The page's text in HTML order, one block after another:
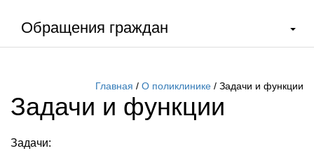
Обращения граждан
Главная / О поликлинике / Задачи и функции
Задачи и функции
Задачи: